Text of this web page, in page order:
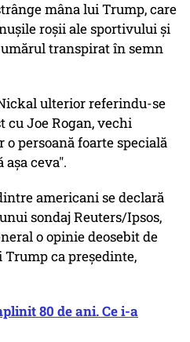
mâna lui Trump, care
roşii ale sportivului şi
transpirat în semn
ulterior referindu-se
Joe Rogan, vechi
o persoană foarte specială
aşa ceva".
americani se declară
sondaj Reuters/Ipsos,
o opinie deosebit de
ca preşedinte,
80 de ani. Ce i-a